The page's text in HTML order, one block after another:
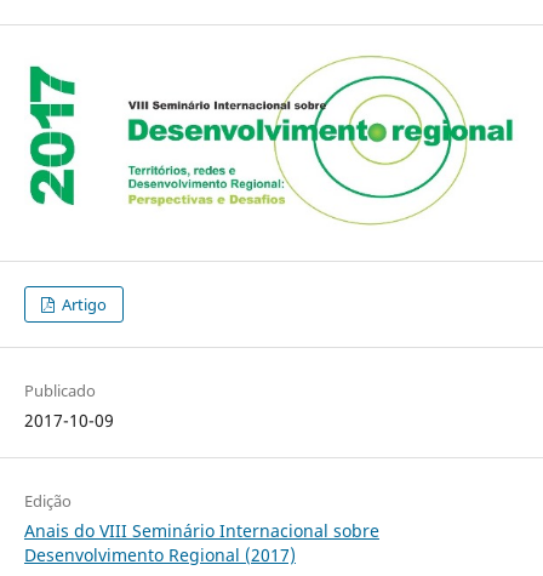
Artigo
Publicado
2017-10-09
Edição
Anais do VIII Seminário Internacional sobre
Desenvolvimento Regional (2017)